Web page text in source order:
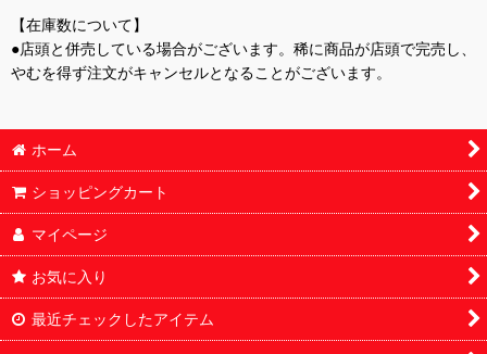
【在庫数について】
●店頭と併売している場合がございます。稀に商品が店頭で完売し、
やむを得ず注文がキャンセルとなることがございます。
ホーム
ショッピングカート
マイページ
お気に入り
最近チェックしたアイテム